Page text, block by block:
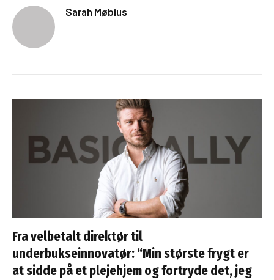
Sarah Møbius
Fra velbetalt direktør til
underbukseinnovatør: “Min største frygt er
at sidde på et plejehjem og fortryde det, jeg